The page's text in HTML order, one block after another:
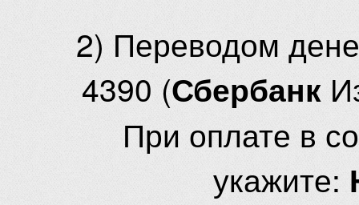
2) Переводом
4390 (Сбербанк
При оплате в
укажите: